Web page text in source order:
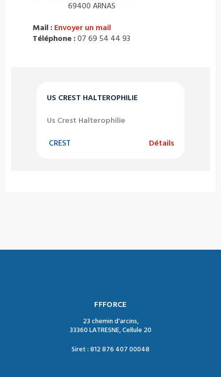
US CREST HALTEROPHILIE
Us Crest Halterophilie
CREST Détails
69400 ARNAS
Mail : Envoyer un mail
Téléphone :07 69 54 44 93
FFFORCE
23 chemin d'arcins,
33360 LATRESNE, Cellule 20
Siret : 812 876 407 00048